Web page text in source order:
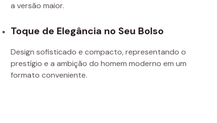
a versão maior.
Toque de Elegância no Seu Bolso
Design sofisticado e compacto, representando o
prestígio e a ambição do homem moderno em um
formato conveniente.